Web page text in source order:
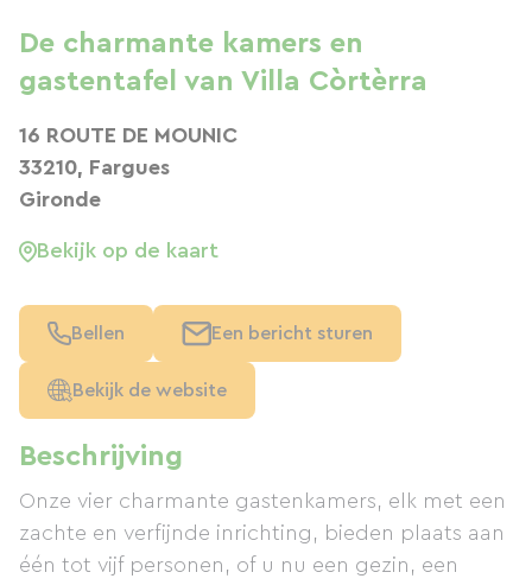
Beschrijving
Onze vier charmante gastenkamers, elk met een
zachte en verfijnde inrichting, bieden plaats aan
één tot vijf personen, of u nu een gezin, een
De charmante kamers en
gastentafel van Villa Còrtèrra
16 ROUTE DE MOUNIC
33210, Fargues
Gironde
Bekijk op de kaart
Bellen Een bericht sturen
Bekijk de website